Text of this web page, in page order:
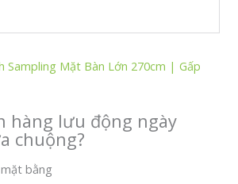
Sampling Mặt Bàn Lớn 270cm | Gấp
hàng lưu động ngày
chuộng?
bằng